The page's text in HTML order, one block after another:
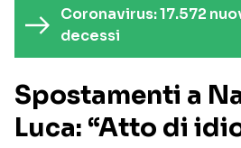
Coronavirus: 17.572
decessi
Spostamenti a
Luca: “Atto di